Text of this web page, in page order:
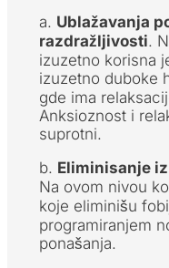
a. Ublažavanja
razdražljivosti.
izuzetno korisna
izuzetno duboke
gde ima
Anksioznost i
suprotni.
b. Eliminisanje
Na ovom nivou
koje eliminišu
programiranjem
ponašanja.